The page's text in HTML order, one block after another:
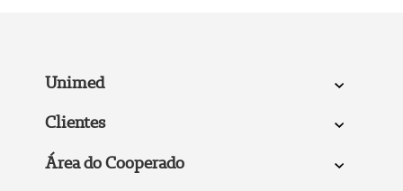
Unimed
Clientes
Área do Cooperado